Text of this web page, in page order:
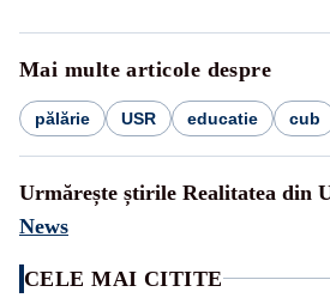
Mai multe articole despre
pălărie USR educatie cub
Urmărește știrile Realitatea din
News
CELE MAI CITITE